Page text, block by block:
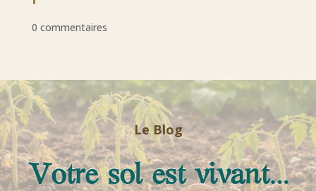
0 commentaires
Le Blog
Votre sol est vivant…